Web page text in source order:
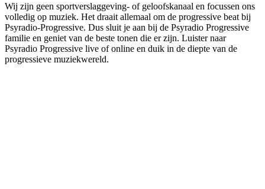
Wij zijn geen sportverslaggeving- of geloofskanaal en focussen ons
volledig op muziek. Het draait allemaal om de progressive beat bij
Psyradio-Progressive. Dus sluit je aan bij de Psyradio Progressive
familie en geniet van de beste tonen die er zijn. Luister naar
Psyradio Progressive live of online en duik in de diepte van de
progressieve muziekwereld.